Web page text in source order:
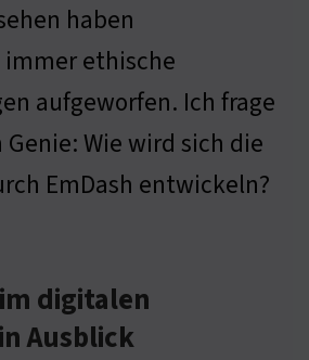
haben
ethische
aufgeworfen. Ich frage
Wie wird sich die
EmDash entwickeln?
digitalen
Ausblick